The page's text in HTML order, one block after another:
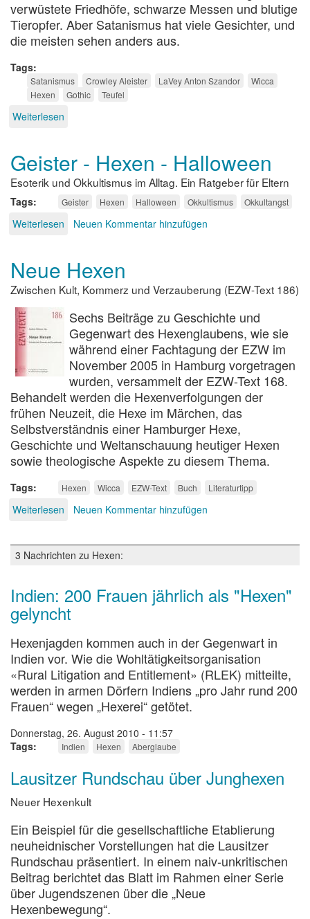
verwüstete Friedhöfe, schwarze Messen und blutige
Tieropfer. Aber Satanismus hat viele Gesichter, und
die meisten sehen anders aus.
Tags
Satanismus Crowley Aleister LaVey Anton Szandor
Wicca
Hexen
Gothic Teufel
Weiterlesen
schwarzer
Messe
Geister - Hexen - Halloween
Esoterik und Okkultismus im Alltag. Ein Ratgeber für Eltern
Tags Geister Hexen Halloween Okkultismus Okkultangst
Weiterlesen über
Hexen
Halloween
Neuen Kommentar hinzufügen
Neue Hexen
Zwischen Kult, Kommerz und Verzauberung (EZW-Text 186)
Sechs Beiträge zu Geschichte und
Gegenwart des Hexenglaubens, wie sie
während einer Fachtagung der EZW im
November 2005 in Hamburg vorgetragen
wurden, versammelt der EZW-Text 168.
Behandelt werden die Hexenverfolgungen der
frühen Neuzeit, die Hexe im Märchen, das
Selbstverständnis einer Hamburger Hexe,
Geschichte und Weltanschauung heutiger Hexen
sowie theologische Aspekte zu diesem Thema.
Tags Hexen Wicca EZW-Text Buch Literaturtipp
Weiterlesen über
Neuen Kommentar hinzufügen
3 Nachrichten zu Hexen:
Indien: 200 Frauen jährlich als "Hexen"
gelyncht
Hexenjagden kommen auch in der Gegenwart in
Indien vor. Wie die Wohltätigkeitsorganisation
«Rural Litigation and Entitlement» (RLEK) mitteilte,
werden in armen Dörfern Indiens „pro Jahr rund 200
Frauen“ wegen „Hexerei“ getötet.
Donnerstag, 26. August 2010 - 11:57
Tags
Indien Hexen Aberglaube
Lausitzer Rundschau über Junghexen
Neuer Hexenkult
Ein Beispiel für die gesellschaftliche Etablierung
neuheidnischer Vorstellungen hat die Lausitzer
Rundschau präsentiert. In einem naiv-unkritischen
Beitrag berichtet das Blatt im Rahmen einer Serie
über Jugendszenen über die „Neue
Hexenbewegung“.